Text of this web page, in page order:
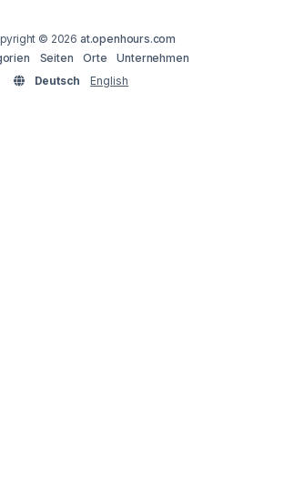
© 2026 at.openhours.com
Seiten Orte
Unternehmen
Deutsch
English